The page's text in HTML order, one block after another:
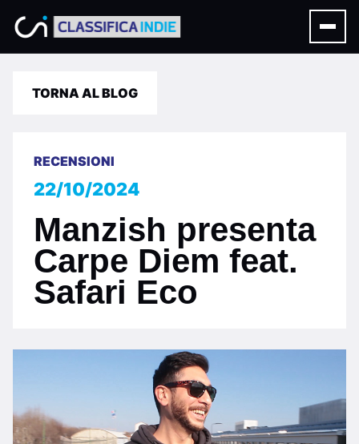
TORNA AL BLOG
RECENSIONI
22/10/2024
Manzish presenta
Carpe Diem feat.
Safari Eco